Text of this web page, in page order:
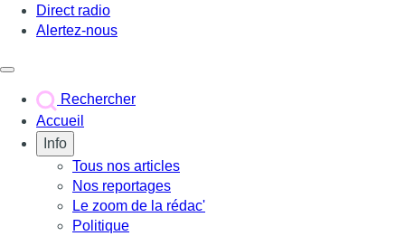
Direct radio
Alertez-nous
Rechercher
Accueil
Info
Tous nos articles
Nos reportages
Le zoom de la rédac'
Politique